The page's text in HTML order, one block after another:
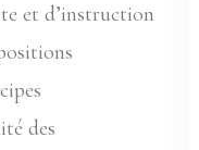
et d’instruction
des